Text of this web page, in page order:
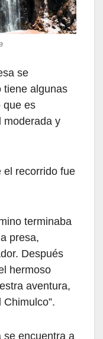
se
tiene algunas
que es
moderada y
el recorrido fue
terminaba
presa,
Después
hermoso
aventura,
se encuentra a